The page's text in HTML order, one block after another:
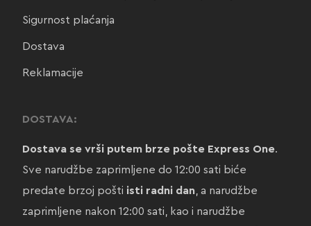
Sigurnost plaćanja
Dostava
Reklamacije
DOSTAVA:
Dostava se vrši putem brze pošte Express One.
Sve narudžbe zaprimljene do 12:00 sati biće
predate brzoj pošti isti radni dan, a narudžbe
zaprimljene nakon 12:00 sati, kao i narudžbe